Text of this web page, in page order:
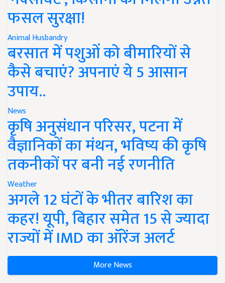
फसल सुरक्षा!
Animal Husbandry
बरसात में पशुओं को बीमारियों से
कैसे बचाएं? अपनाएं ये 5 आसान
उपाय..
News
कृषि अनुसंधान परिसर, पटना में
वैज्ञानिकों का मंथन, भविष्य की कृषि
तकनीकों पर बनी नई रणनीति
Weather
अगले 12 घंटों के भीतर बारिश का
कहर! यूपी, बिहार समेत 15 से ज्यादा
राज्यों में IMD का ऑरेंज अलर्ट
More News